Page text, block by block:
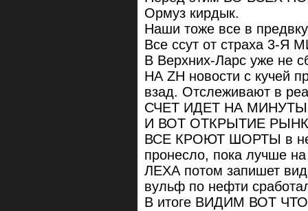
Ормуз кирдык.
Наши тоже все в
Все ссут от страха 3-
В Верхних-Ларс уже
НА ZH новости с кучей
взад. Отслеживают в
СЧЕТ ИДЕТ НА
И ВОТ ОТКРЫТИЕ
ВСЕ КРОЮТ ШОРТЫ в
пронесло, пока лучше
ЛЕХА потом запишет
вульф по нефти
В итоге ВИДИМ ВОТ